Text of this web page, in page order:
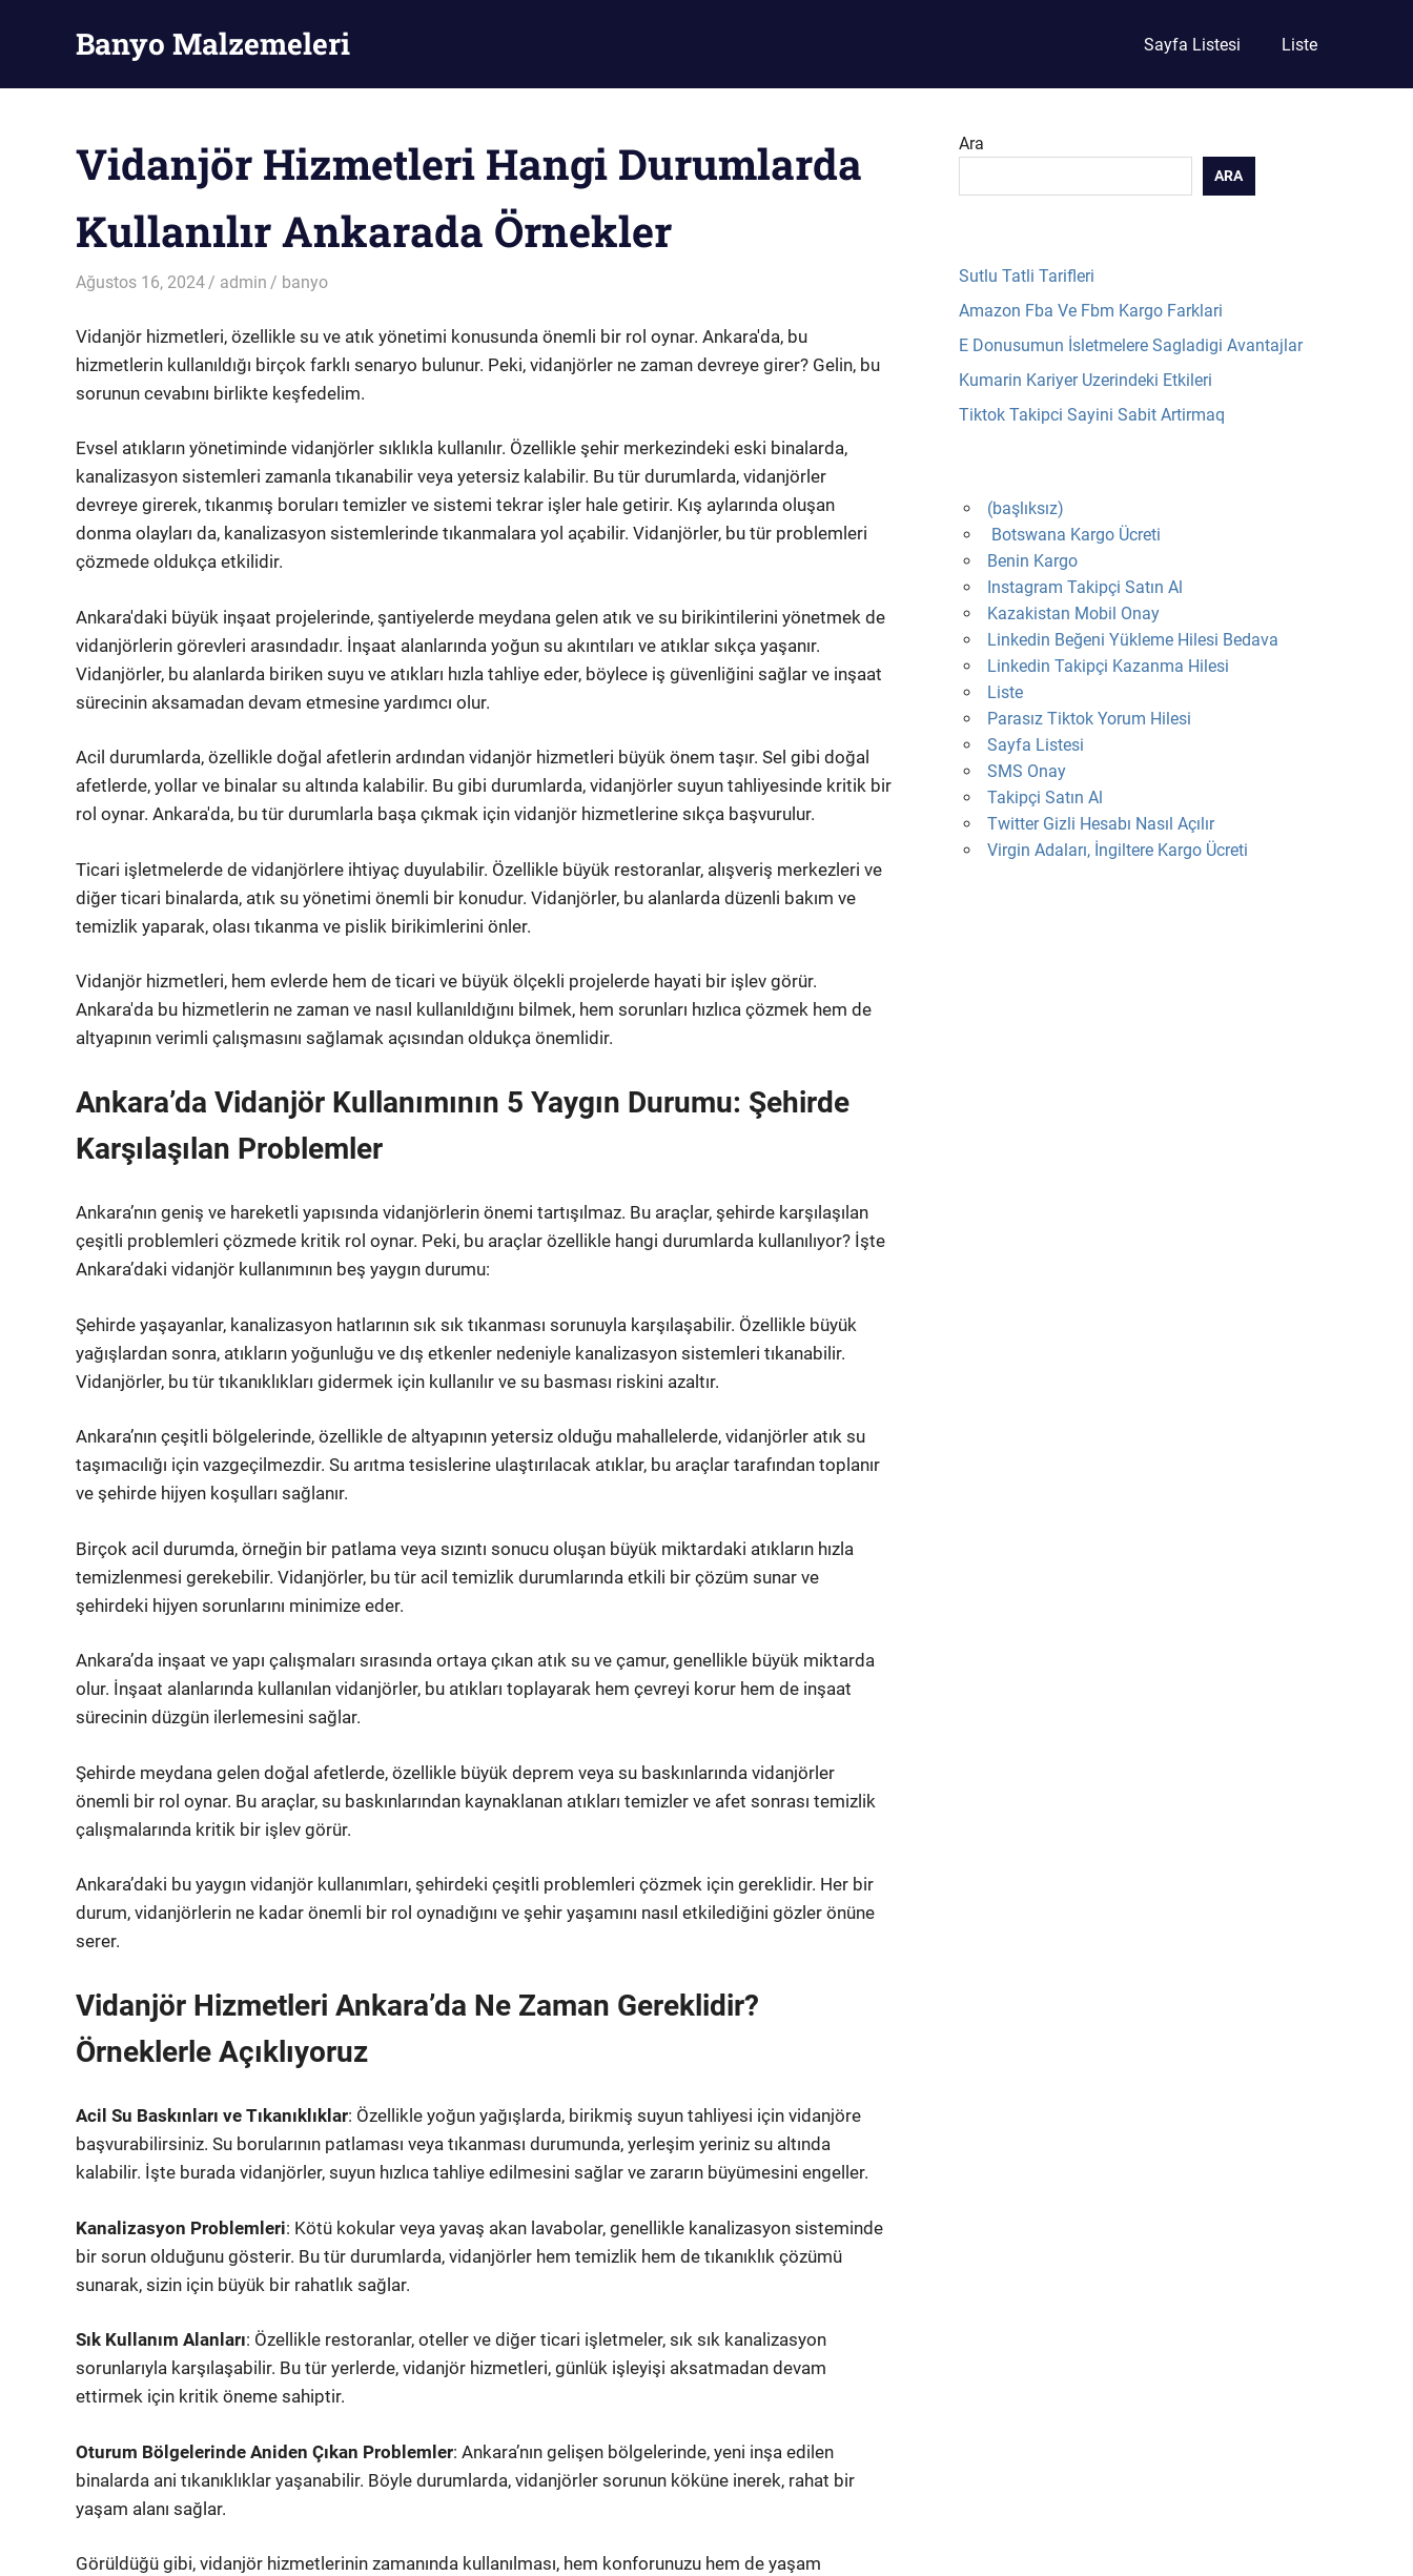
Banyo Malzemeleri Sayfa Listesi Liste
Vidanjör Hizmetleri Hangi Durumlarda
Kullanılır Ankarada Örnekler
Ağustos 16, 2024 admin banyo
Vidanjör hizmetleri, özellikle su ve atık yönetimi konusunda önemli bir rol oynar. Ankara'da, bu
hizmetlerin kullanıldığı birçok farklı senaryo bulunur. Peki, vidanjörler ne zaman devreye girer? Gelin, bu
sorunun cevabını birlikte keşfedelim.
Evsel atıkların yönetiminde vidanjörler sıklıkla kullanılır. Özellikle şehir merkezindeki eski binalarda,
kanalizasyon sistemleri zamanla tıkanabilir veya yetersiz kalabilir. Bu tür durumlarda, vidanjörler
devreye girerek, tıkanmış boruları temizler ve sistemi tekrar işler hale getirir. Kış aylarında oluşan
donma olayları da, kanalizasyon sistemlerinde tıkanmalara yol açabilir. Vidanjörler, bu tür problemleri
çözmede oldukça etkilidir.
Ankara'daki büyük inşaat projelerinde, şantiyelerde meydana gelen atık ve su birikintilerini yönetmek de
vidanjörlerin görevleri arasındadır. İnşaat alanlarında yoğun su akıntıları ve atıklar sıkça yaşanır.
Vidanjörler, bu alanlarda biriken suyu ve atıkları hızla tahliye eder, böylece iş güvenliğini sağlar ve inşaat
sürecinin aksamadan devam etmesine yardımcı olur.
Acil durumlarda, özellikle doğal afetlerin ardından vidanjör hizmetleri büyük önem taşır. Sel gibi doğal
afetlerde, yollar ve binalar su altında kalabilir. Bu gibi durumlarda, vidanjörler suyun tahliyesinde kritik bir
rol oynar. Ankara'da, bu tür durumlarla başa çıkmak için vidanjör hizmetlerine sıkça başvurulur.
Ticari işletmelerde de vidanjörlere ihtiyaç duyulabilir. Özellikle büyük restoranlar, alışveriş merkezleri ve
diğer ticari binalarda, atık su yönetimi önemli bir konudur. Vidanjörler, bu alanlarda düzenli bakım ve
temizlik yaparak, olası tıkanma ve pislik birikimlerini önler.
Vidanjör hizmetleri, hem evlerde hem de ticari ve büyük ölçekli projelerde hayati bir işlev görür.
Ankara'da bu hizmetlerin ne zaman ve nasıl kullanıldığını bilmek, hem sorunları hızlıca çözmek hem de
altyapının verimli çalışmasını sağlamak açısından oldukça önemlidir.
Ankara’da Vidanjör Kullanımının 5 Yaygın Durumu: Şehirde
Karşılaşılan Problemler
Ankara’nın geniş ve hareketli yapısında vidanjörlerin önemi tartışılmaz. Bu araçlar, şehirde karşılaşılan
çeşitli problemleri çözmede kritik rol oynar. Peki, bu araçlar özellikle hangi durumlarda kullanılıyor? İşte
Ankara’daki vidanjör kullanımının beş yaygın durumu:
Şehirde yaşayanlar, kanalizasyon hatlarının sık sık tıkanması sorunuyla karşılaşabilir. Özellikle büyük
yağışlardan sonra, atıkların yoğunluğu ve dış etkenler nedeniyle kanalizasyon sistemleri tıkanabilir.
Vidanjörler, bu tür tıkanıklıkları gidermek için kullanılır ve su basması riskini azaltır.
Ankara’nın çeşitli bölgelerinde, özellikle de altyapının yetersiz olduğu mahallelerde, vidanjörler atık su
taşımacılığı için vazgeçilmezdir. Su arıtma tesislerine ulaştırılacak atıklar, bu araçlar tarafından toplanır
ve şehirde hijyen koşulları sağlanır.
Birçok acil durumda, örneğin bir patlama veya sızıntı sonucu oluşan büyük miktardaki atıkların hızla
temizlenmesi gerekebilir. Vidanjörler, bu tür acil temizlik durumlarında etkili bir çözüm sunar ve
şehirdeki hijyen sorunlarını minimize eder.
Ankara’da inşaat ve yapı çalışmaları sırasında ortaya çıkan atık su ve çamur, genellikle büyük miktarda
olur. İnşaat alanlarında kullanılan vidanjörler, bu atıkları toplayarak hem çevreyi korur hem de inşaat
sürecinin düzgün ilerlemesini sağlar.
Şehirde meydana gelen doğal afetlerde, özellikle büyük deprem veya su baskınlarında vidanjörler
önemli bir rol oynar. Bu araçlar, su baskınlarından kaynaklanan atıkları temizler ve afet sonrası temizlik
çalışmalarında kritik bir işlev görür.
Ankara’daki bu yaygın vidanjör kullanımları, şehirdeki çeşitli problemleri çözmek için gereklidir. Her bir
durum, vidanjörlerin ne kadar önemli bir rol oynadığını ve şehir yaşamını nasıl etkilediğini gözler önüne
serer.
Vidanjör Hizmetleri Ankara’da Ne Zaman Gereklidir?
Örneklerle Açıklıyoruz
Acil Su Baskınları ve Tıkanıklıklar: Özellikle yoğun yağışlarda, birikmiş suyun tahliyesi için vidanjöre
başvurabilirsiniz. Su borularının patlaması veya tıkanması durumunda, yerleşim yeriniz su altında
kalabilir. İşte burada vidanjörler, suyun hızlıca tahliye edilmesini sağlar ve zararın büyümesini engeller.
Kanalizasyon Problemleri: Kötü kokular veya yavaş akan lavabolar, genellikle kanalizasyon sisteminde
bir sorun olduğunu gösterir. Bu tür durumlarda, vidanjörler hem temizlik hem de tıkanıklık çözümü
sunarak, sizin için büyük bir rahatlık sağlar.
Sık Kullanım Alanları: Özellikle restoranlar, oteller ve diğer ticari işletmeler, sık sık kanalizasyon
sorunlarıyla karşılaşabilir. Bu tür yerlerde, vidanjör hizmetleri, günlük işleyişi aksatmadan devam
ettirmek için kritik öneme sahiptir.
Oturum Bölgelerinde Aniden Çıkan Problemler: Ankara’nın gelişen bölgelerinde, yeni inşa edilen
binalarda ani tıkanıklıklar yaşanabilir. Böyle durumlarda, vidanjörler sorunun köküne inerek, rahat bir
yaşam alanı sağlar.
Görüldüğü gibi, vidanjör hizmetlerinin zamanında kullanılması, hem konforunuzu hem de yaşam
Ara
ARA
Sutlu Tatli Tarifleri
Amazon Fba Ve Fbm Kargo Farklari
E Donusumun İsletmelere Sagladigi Avantajlar
Kumarin Kariyer Uzerindeki Etkileri
Tiktok Takipci Sayini Sabit Artirmaq
(başlıksız)
Botswana Kargo Ücreti
Benin Kargo
Instagram Takipçi Satın Al
Kazakistan Mobil Onay
Linkedin Beğeni Yükleme Hilesi Bedava
Linkedin Takipçi Kazanma Hilesi
Liste
Parasız Tiktok Yorum Hilesi
Sayfa Listesi
SMS Onay
Takipçi Satın Al
Twitter Gizli Hesabı Nasıl Açılır
Virgin Adaları, İngiltere Kargo Ücreti